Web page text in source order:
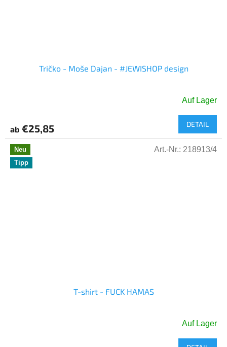
Tričko - Moše Dajan - #JEWISHOP design
Produktbewertung
ist
5,0
von
5
Auf Lager
ab €25,85 DETAIL
Neu
Tipp
T-shirt - FUCK HAMAS
Auf Lager
Art.-Nr.: 218913/4